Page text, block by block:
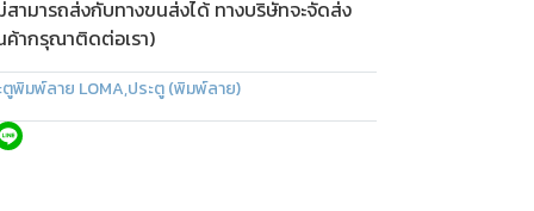
ามารถส่งกับทางขนส่งได้ ทางบริษัทจะจัดส่ง
ค้ากรุณาติดต่อเรา)
ตูพิมพ์ลาย LOMA,ประตู (พิมพ์ลาย)